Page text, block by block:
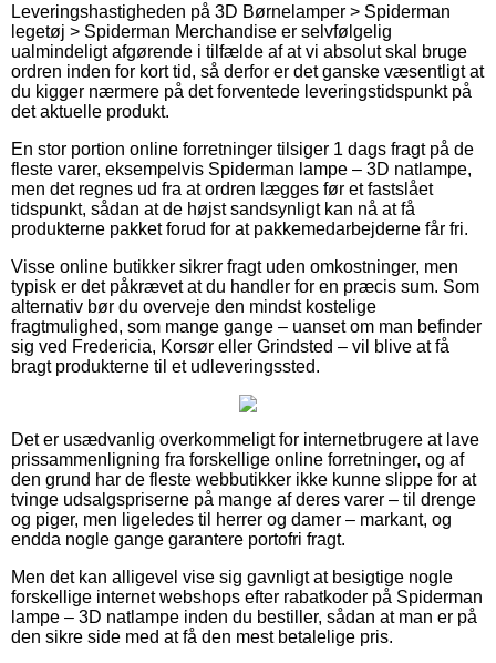
Leveringshastigheden på 3D Børnelamper > Spiderman
legetøj > Spiderman Merchandise er selvfølgelig
ualmindeligt afgørende i tilfælde af at vi absolut skal bruge
ordren inden for kort tid, så derfor er det ganske væsentligt at
du kigger nærmere på det forventede leveringstidspunkt på
det aktuelle produkt.
En stor portion online forretninger tilsiger 1 dags fragt på de
fleste varer, eksempelvis Spiderman lampe – 3D natlampe,
men det regnes ud fra at ordren lægges før et fastslået
tidspunkt, sådan at de højst sandsynligt kan nå at få
produkterne pakket forud for at pakkemedarbejderne får fri.
Visse online butikker sikrer fragt uden omkostninger, men
typisk er det påkrævet at du handler for en præcis sum. Som
alternativ bør du overveje den mindst kostelige
fragtmulighed, som mange gange – uanset om man befinder
sig ved Fredericia, Korsør eller Grindsted – vil blive at få
bragt produkterne til et udleveringssted.
Det er usædvanlig overkommeligt for internetbrugere at lave
prissammenligning fra forskellige online forretninger, og af
den grund har de fleste webbutikker ikke kunne slippe for at
tvinge udsalgspriserne på mange af deres varer – til drenge
og piger, men ligeledes til herrer og damer – markant, og
endda nogle gange garantere portofri fragt.
Men det kan alligevel vise sig gavnligt at besigtige nogle
forskellige internet webshops efter rabatkoder på Spiderman
lampe – 3D natlampe inden du bestiller, sådan at man er på
den sikre side med at få den mest betalelige pris.